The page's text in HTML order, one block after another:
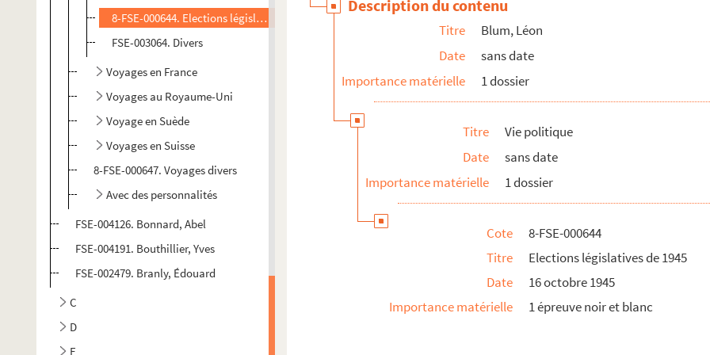
8-FSE-000644. Elections législatives de 1945
FSE-003064. Divers
Voyages en France
Voyages au Royaume-Uni
Voyage en Suède
Voyages en Suisse
8-FSE-000647. Voyages divers
Avec des personnalités
FSE-004126. Bonnard, Abel
FSE-004191. Bouthillier, Yves
FSE-002479. Branly, Édouard
C
D
E
Description du contenu
Titre
Blum, Léon
Date
sans date
Importance matérielle
1 dossier
Titre
Vie politique
Date
sans date
Importance matérielle
1 dossier
Cote
8-FSE-000644
Titre
Elections législatives de 1945
Date
16 octobre 1945
Importance matérielle
1 épreuve noir et blanc